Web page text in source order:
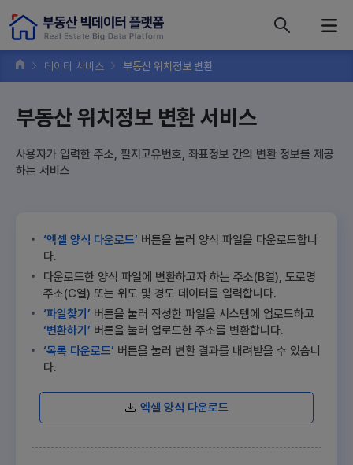
데이터 서비스 부동산 위치정보 변환
부동산 위치정보 변환 서비스
사용자가 입력한 주소, 필지고유번호, 좌표정보 간의 변환 정보를 제공
하는 서비스
‘엑셀 양식 다운로드’ 버튼을 눌러 양식 파일을 다운로드합니
다.
다운로드한 양식 파일에 변환하고자 하는 주소(B열), 도로명
주소(C열) 또는 위도 및 경도 데이터를 입력합니다.
‘파일찾기’ 버튼을 눌러 작성한 파일을 시스템에 업로드하고
‘변환하기’ 버튼을 눌러 업로드한 주소를 변환합니다.
‘목록 다운로드’ 버튼을 눌러 변환 결과를 내려받을 수 있습니
다.
엑셀 양식 다운로드